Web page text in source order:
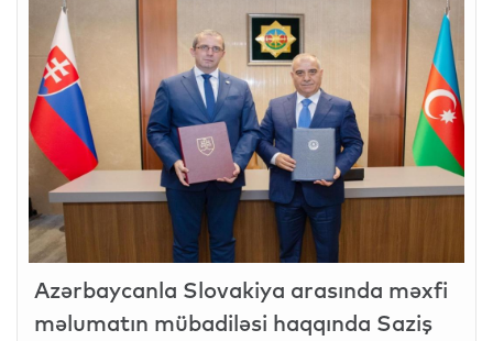
Azərbaycanla Slovakiya arasında məxfi
məlumatın mübadiləsi haqqında Saziş